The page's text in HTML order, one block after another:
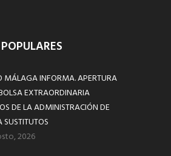
MÁLAGA INFORMA. APERTURA
EXTRAORDINARIA
DE LA ADMINISTRACIÓN DE
SUSTITUTOS
2026